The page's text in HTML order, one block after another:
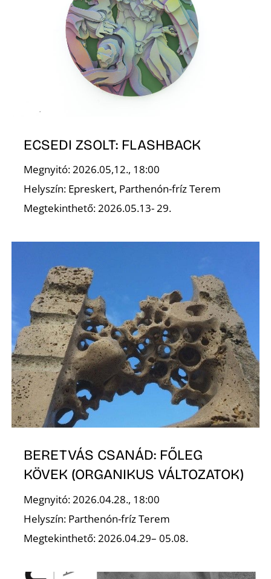
ECSEDI ZSOLT: FLASHBACK
Megnyitó: 2026.05,12., 18:00
Helyszín: Epreskert, Parthenón-fríz Terem
Megtekinthető: 2026.05.13- 29.
BERETVÁS CSANÁD: FŐLEG
KÖVEK (ORGANIKUS VÁLTOZATOK)
Megnyitó: 2026.04.28., 18:00
Helyszín: Parthenón-fríz Terem
Megtekinthető: 2026.04.29– 05.08.